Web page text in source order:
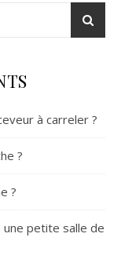
à carreler ?
?
?
une petite salle de